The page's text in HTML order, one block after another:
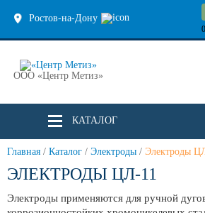
Ростов-на-Дону
ООО «Центр Метиз»
КАТАЛОГ
Главная / Каталог / Электроды / Электроды
ЭЛЕКТРОДЫ ЦЛ-11
Электроды применяются для ручной